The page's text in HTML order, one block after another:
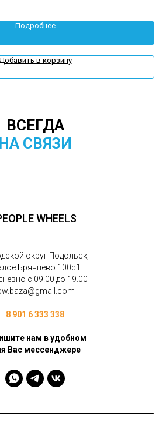
Подробнее
в корзину
ВСЕГДА
НА СВЯЗИ
WHEELS
округ Подольск,
Брянцево 100с1
с 09.00 до 19.00
8 901 6 333 338
нам в удобном
Вас мессенджере